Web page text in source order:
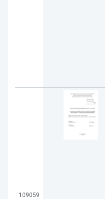
109059